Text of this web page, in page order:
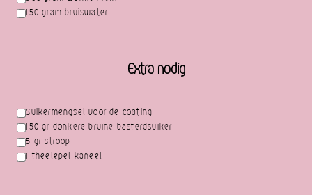
150 gram bruiswater
Extra nodig
Suikermengsel voor de coating
150 gr donkere bruine basterdsuiker
5 gr stroop
1 theelepel kaneel